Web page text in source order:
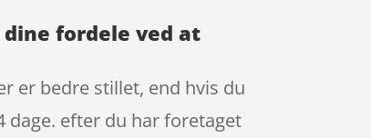
dine fordele ved at
er bedre stillet, end hvis du
dage. efter du har foretaget